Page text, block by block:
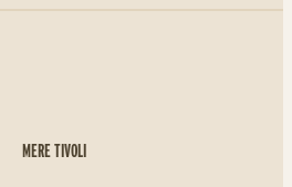
MERE TIVOLI